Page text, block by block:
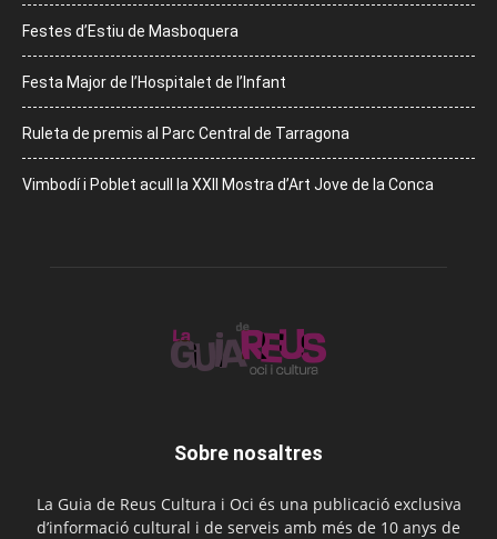
Festes d’Estiu de Masboquera
Festa Major de l’Hospitalet de l’Infant
Ruleta de premis al Parc Central de Tarragona
Vimbodí i Poblet acull la XXII Mostra d’Art Jove de la Conca
Sobre nosaltres
La Guia de Reus Cultura i Oci és una publicació exclusiva
d’informació cultural i de serveis amb més de 10 anys de